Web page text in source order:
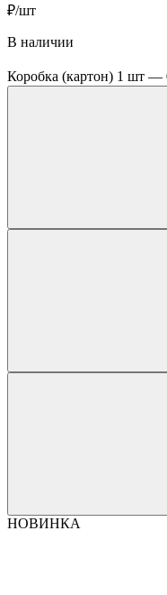
₽/шт
В наличии
Коробка (картон) 1 шт —
НОВИНКА